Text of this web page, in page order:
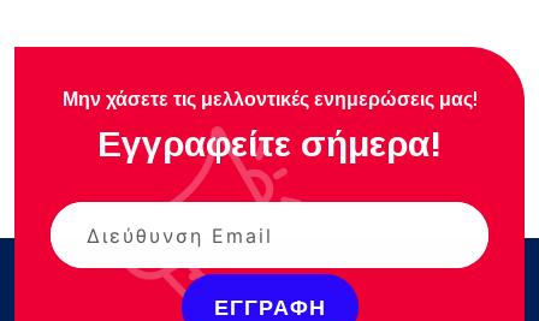
Μην χάσετε τις μελλοντικές ενημερώσεις μας!
Εγγραφείτε σήμερα!
ΕΓΓΡΑΦΉ